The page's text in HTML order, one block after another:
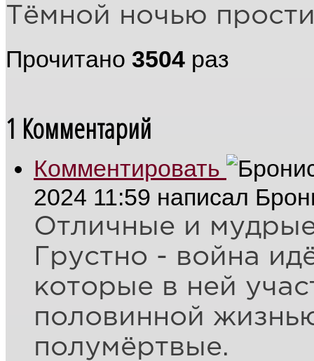
Тёмной ночью
Прочитано 3504 раз
1 Комментарий
Комментировать
2024 11:59 написал
Отличные и
Грустно - война
которые в ней
половинной
полумёртвые.